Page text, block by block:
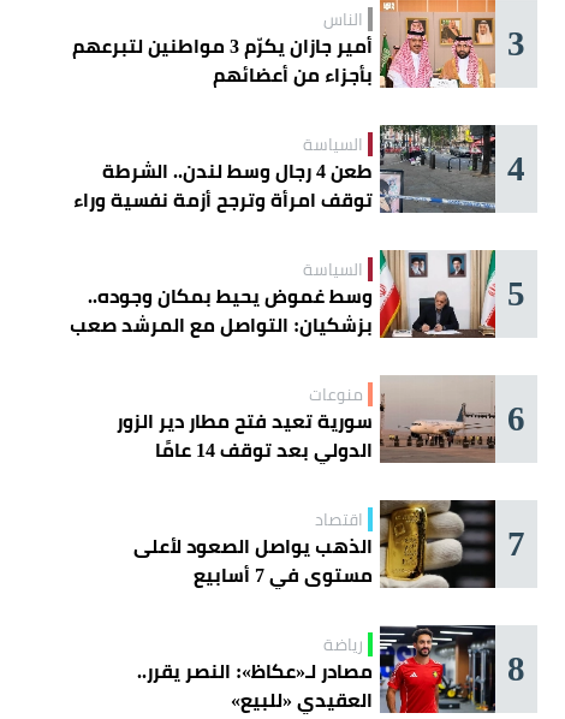
3 الناس
أمير جازان يكرّم 3 مواطنين لتبرعهم
بأجزاء من أعضائهم
4 السياسة
طعن 4 رجال وسط لندن.. الشرطة
توقف امرأة وترجح أزمة نفسية وراء
5 السياسة
وسط غموض يحيط بمكان وجوده..
بزشكيان: التواصل مع المرشد صعب
6 منوعات
سورية تعيد فتح مطار دير الزور
الدولي بعد توقف 14 عامًا
7 اقتصاد
الذهب يواصل الصعود لأعلى
مستوى في 7 أسابيع
8 رياضة
مصادر لـ«عكاظ»: النصر يقرر..
العقيدي «للبيع»